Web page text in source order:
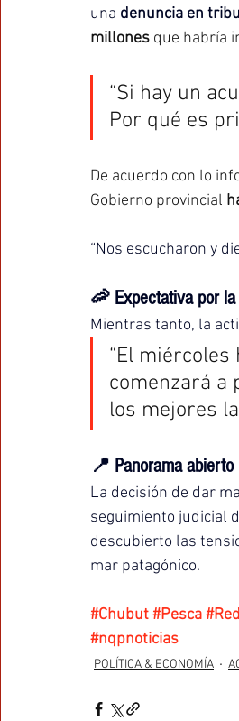
una denuncia en
millones que habría
“Si hay un
Por qué es
De acuerdo con lo
Gobierno provincial
“Nos escucharon y
🦐 Expectativa por la
Mientras tanto, la
“El
comenzará a
los mejores
📍 Panorama abierto
La decisión de dar
seguimiento judicial
descubierto las
mar patagónico.
#Chubut#Pesca
#nqpnoticias
POLÍTICA & ECONOMÍA